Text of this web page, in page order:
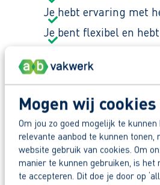
Mogen wij
Om jou zo goed mogelijk te
relevante aanbod te kunnen tonen,
website gebruik van cookies. Om
manier te kunnen gebruiken, is het
te accepteren. Dit doe je door op
Je hebt ervaring met
Je bent flexibel en
Waar ga je aan het
Je komt te werken bij
materieel. De sfeer is
Zo maak je werk van jouw
Reageer nu op deze